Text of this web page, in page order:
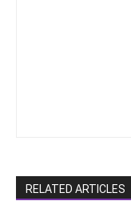
RELATED ARTICLES